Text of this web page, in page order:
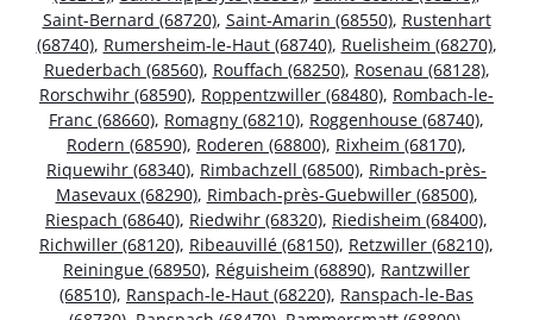
Saint-Bernard (68720), Saint-Amarin (68550), Rustenhart
(68740), Rumersheim-le-Haut (68740), Ruelisheim (68270),
Ruederbach (68560), Rouffach (68250), Rosenau (68128),
Rorschwihr (68590), Roppentzwiller (68480), Rombach-le-
Franc (68660), Romagny (68210), Roggenhouse (68740),
Rodern (68590), Roderen (68800), Rixheim (68170),
Riquewihr (68340), Rimbachzell (68500), Rimbach-près-
Masevaux (68290), Rimbach-près-Guebwiller (68500),
Riespach (68640), Riedwihr (68320), Riedisheim (68400),
Richwiller (68120), Ribeauvillé (68150), Retzwiller (68210),
Reiningue (68950), Réguisheim (68890), Rantzwiller
(68510), Ranspach-le-Haut (68220), Ranspach-le-Bas